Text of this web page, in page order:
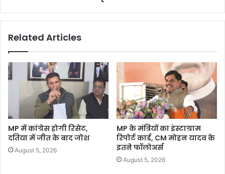
Related Articles
MP में कांग्रेस होगी रिसेट,
दतिया में जीत के बाद जोश
August 5, 2026
MP के मंत्रियों का इंस्टाग्राम
रिपोर्ट कार्ड, CM मोहन यादव के
इतने फॉलोअर्स
August 5, 2026